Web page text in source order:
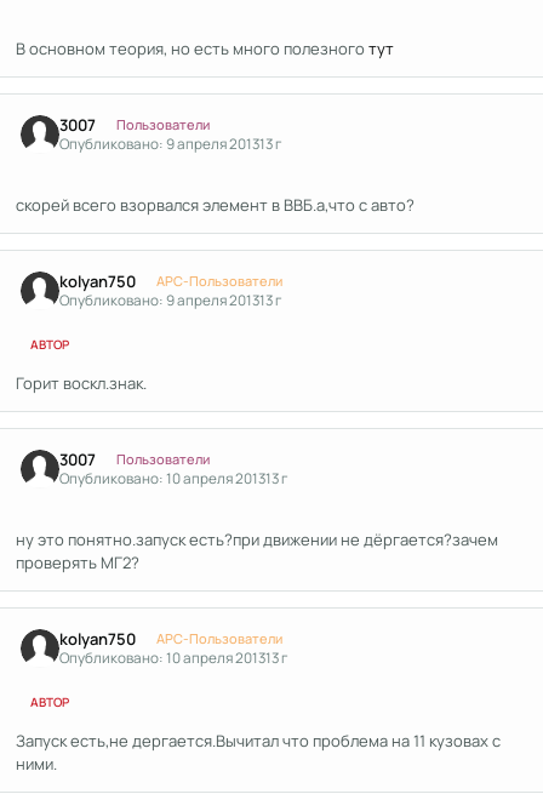
В основном теория, но есть много полезноготут
3007 Пользователи
Опубликовано:9 апреля 201313 г
скорей всего взорвался элемент в ВВБ.а,что с авто?
kolyan750 APC-Пользователи
Опубликовано:9 апреля 201313 г
АВТОР
Горит воскл.знак.
3007 Пользователи
Опубликовано:10 апреля 201313 г
ну это понятно.запуск есть?при движении не дёргается?зачем
проверять МГ2?
kolyan750 APC-Пользователи
Опубликовано:10 апреля 201313 г
АВТОР
Запуск есть,не дергается.Вычитал что проблема на 11 кузовах с
ними.